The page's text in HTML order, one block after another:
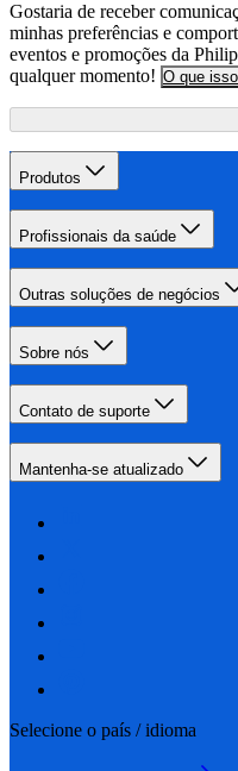
Gostaria de receber
minhas preferências e
eventos e promoções da
qualquer momento! O que
Produtos
Profissionais da saúde
Outras soluções de negócios
Sobre nós
Contato de suporte
Mantenha-se atualizado
Selecione o país / idioma